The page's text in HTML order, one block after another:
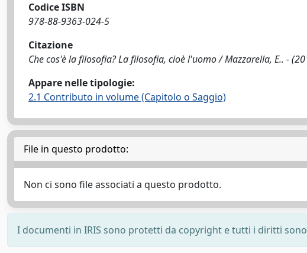
Codice ISBN
978-88-9363-024-5
Citazione
Che cos'è la filosofia? La filosofia, cioè l'uomo / Mazzarella, E.. -
Appare nelle tipologie:
2.1 Contributo in volume (Capitolo o Saggio)
File in questo prodotto:
Non ci sono file associati a questo prodotto.
I documenti in IRIS sono protetti da copyright e tutti i diritti